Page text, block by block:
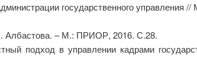
государственного
Албастова. – М.: ПРИОР, 2016. С.28.
подход в управлении кадрами